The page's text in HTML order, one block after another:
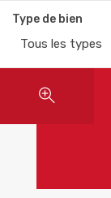
Type de bien
Tous les types